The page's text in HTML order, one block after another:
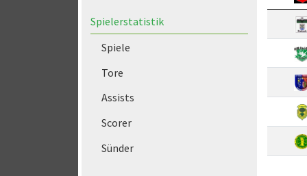
Spielerstatistik
Spiele
Tore
Assists
Scorer
Sünder